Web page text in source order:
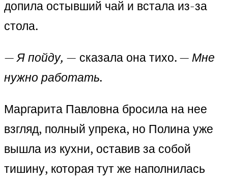
допила остывший чай и встала из-за
стола.
—Я пойду, — сказала она тихо. —Мне
нужно работать.
Маргарита Павловна бросила на нее
взгляд, полный упрека, но Полина уже
вышла из кухни, оставив за собой
тишину, которая тут же наполнилась